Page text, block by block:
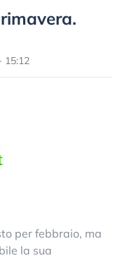
15:12
per febbraio, ma
la sua